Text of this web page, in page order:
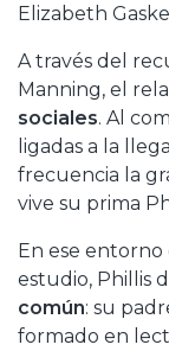
Elizabeth
A través del
Manning, el
sociales. Al
ligadas a la
frecuencia la
vive su prima
En ese entorno
estudio, Phillis
común: su
formado en